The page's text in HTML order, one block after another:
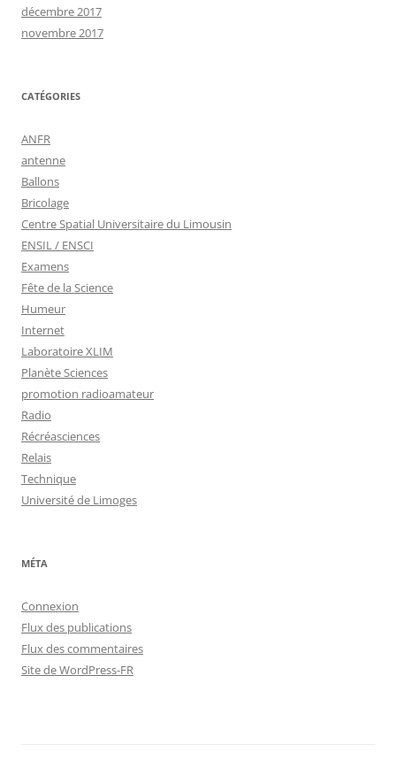
décembre 2017
novembre 2017
CATÉGORIES
ANFR
antenne
Ballons
Bricolage
Centre Spatial Universitaire du Limousin
ENSIL / ENSCI
Examens
Fête de la Science
Humeur
Internet
Laboratoire XLIM
Planète Sciences
promotion radioamateur
Radio
Récréasciences
Relais
Technique
Université de Limoges
MÉTA
Connexion
Flux des publications
Flux des commentaires
Site de WordPress-FR